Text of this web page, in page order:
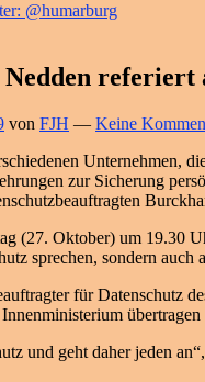
@humarburg
referiert
von FJH — Keine
Unternehmen,
zur Sicherung
(27. Oktober) um 19.30
sprechen, sondern
für Datenschutz
und geht daher jeden